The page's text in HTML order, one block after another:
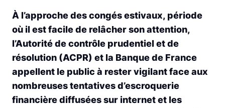
À l’approche des congés estivaux, période
où il est facile de relâcher son attention,
l’Autorité de contrôle prudentiel et de
résolution (ACPR) et la Banque de France
appellent le public à rester vigilant face aux
nombreuses tentatives d’escroquerie
financière diffusées sur internet et les